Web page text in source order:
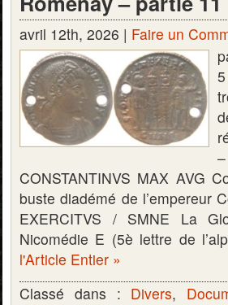
avril 12th, 2026 | Faire un
CONSTANTINVS MAX AVG
buste diadémé de l’empereur
EXERCITVS / SMNE La
Nicomédie E (5è lettre de
l'Article Entier »
Classé dans : Divers,